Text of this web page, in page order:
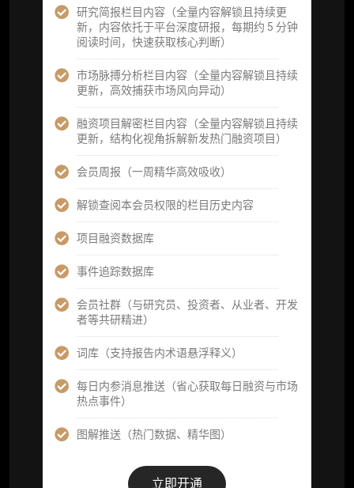
研究简报栏目内容（全量内容解锁且持续更
新，内容依托于平台深度研报，每期约 5 分钟
阅读时间，快速获取核心判断）
市场脉搏分析栏目内容（全量内容解锁且持续
更新，高效捕获市场风向异动）
融资项目解密栏目内容（全量内容解锁且持续
更新，结构化视角拆解新发热门融资项目）
会员周报（一周精华高效吸收）
解锁查阅本会员权限的栏目历史内容
项目融资数据库
事件追踪数据库
会员社群（与研究员、投资者、从业者、开发
者等共研精进）
词库（支持报告内术语悬浮释义）
每日内参消息推送（省心获取每日融资与市场
热点事件）
图解推送（热门数据、精华图）
立即开通
定制化研究服务（1次，课题/选题经审核通过
后，由业内享有盛誉的研究团队为你开展专项
研究，并交付一份完整研究报告）
重点研究方向前瞻栏目（获取重点赛道、项目
及研究方向预告，提前了解核心观察变量与后
续研究计划）
提前获取研报权（ 3 次，官方发布研报预告后
可根据请求领先市场以提前解锁）
分析师 1 对 1 沟通（1 小时，话题需审核）
分析师专属答疑服务（3 次提问，话题需审
淀内容）​
研精进）
可下载报告 PDF 版（12 次/年）
供，2次/年)
列研报全量解锁且每周上新，研究版图已覆盖